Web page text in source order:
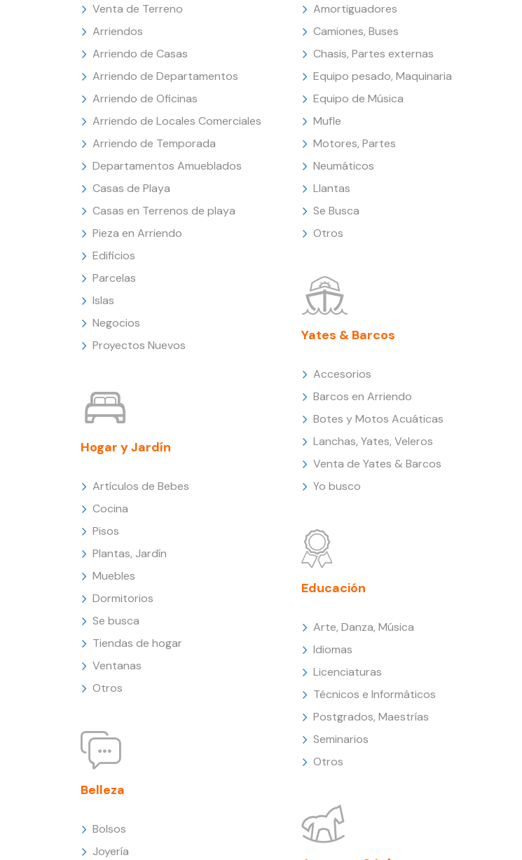
Venta de Terreno
Arriendos
Arriendo de Casas
Arriendo de Departamentos
Arriendo de Oficinas
Arriendo de Locales Comerciales
Arriendo de Temporada
Departamentos Amueblados
Casas de Playa
Casas en Terrenos de playa
Pieza en Arriendo
Edificios
Parcelas
Islas
Negocios
Proyectos Nuevos
Hogar y Jardín
Artículos de Bebes
Cocina
Pisos
Plantas, Jardín
Muebles
Dormitorios
Se busca
Tiendas de hogar
Ventanas
Otros
Belleza
Bolsos
Joyería
Amortiguadores
Camiones, Buses
Chasis, Partes externas
Equipo pesado, Maquinaria
Equipo de Música
Mufle
Motores, Partes
Neumáticos
Llantas
Se Busca
Otros
Yates & Barcos
Accesorios
Barcos en Arriendo
Botes y Motos Acuáticas
Lanchas, Yates, Veleros
Venta de Yates & Barcos
Yo busco
Educación
Arte, Danza, Música
Idiomas
Licenciaturas
Técnicos e Informáticos
Postgrados, Maestrías
Seminarios
Otros